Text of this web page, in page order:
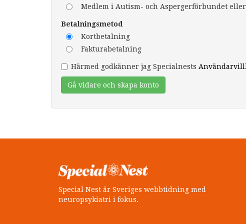
Medlem i Autism- och Aspergerförbundet
Betalningsmetod
Kortbetalning
Fakturabetalning
Härmed godkänner jag Specialnests
Gå vidare och skapa konto
Special Nest är Sveriges webbtidning med
neuropsykiatri i fokus.